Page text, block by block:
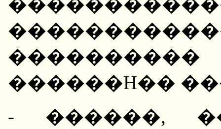
������H��
- ������,